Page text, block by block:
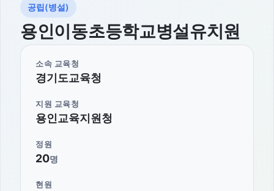
공립(병설)
용인이동초등학교병설유치원
소속 교육청
경기도교육청
지원 교육청
용인교육지원청
정원
20명
현원